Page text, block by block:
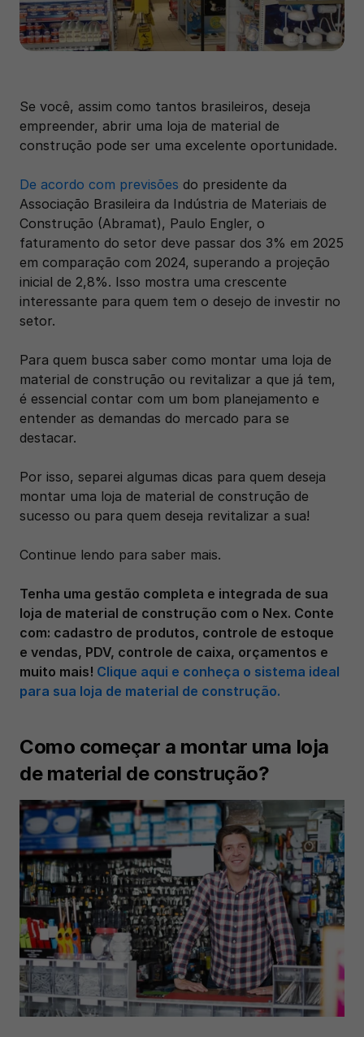
Se você, assim como tantos brasileiros, deseja
empreender, abrir uma loja de material de
construção pode ser uma excelente oportunidade.
De acordo com previsões do presidente da
Associação Brasileira da Indústria de Materiais de
Construção (Abramat), Paulo Engler, o
faturamento do setor deve passar dos 3% em 2025
em comparação com 2024, superando a projeção
inicial de 2,8%. Isso mostra uma crescente
interessante para quem tem o desejo de investir no
setor.
Para quem busca saber como montar uma loja de
material de construção ou revitalizar a que já tem,
é essencial contar com um bom planejamento e
entender as demandas do mercado para se
destacar.
Por isso, separei algumas dicas para quem deseja
montar uma loja de material de construção de
sucesso ou para quem deseja revitalizar a sua!
Continue lendo para saber mais.
Tenha uma gestão completa e integrada de sua
loja de material de construção com o Nex. Conte
com: cadastro de produtos, controle de estoque
e vendas, PDV, controle de caixa, orçamentos e
muito mais! Clique aqui e conheça o sistema ideal
para sua loja de material de construção.
Como começar a montar uma loja
de material de construção?